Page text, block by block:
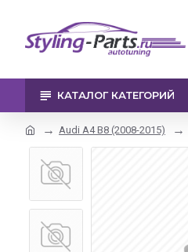
КАТАЛОГ КАТЕГОРИЙ
Audi A4 B8 (2008-2015)